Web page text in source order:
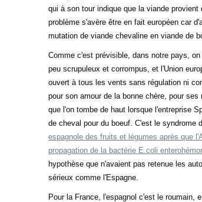
qui à son tour indique que la viande
problème s'avère être en fait européen car
mutation de viande chevaline en viande de
Comme c'est prévisible, dans notre pays,
peu scrupuleux et corrompus, et l'Union
ouvert à tous les vents sans régulation ni
pour son amour de la bonne chère, pour
que l'on tombe de haut lorsque l'entreprise
de cheval pour du boeuf. C'est le syndrome
espagnole des fruits et légumes après que
propagation de la bactérie E.coli
hypothèse que n'avaient pas retenue les
sérieux comme l'Espagne.
Pour la France, l'espagnol c'est le roumain,